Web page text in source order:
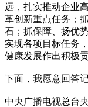
远，扎实推动企业
革创新重点任务；
石；抓保障、扬优
实现各项目标任务
健康发展作出积极贡
下面，我愿意回答
中央广播电视总台